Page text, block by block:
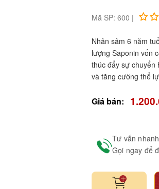
Mã SP: 600 |
Nhân sâm 6 năm
lượng Saponin vốn
thúc đẩy sự chuyển
và tăng cường thể
Giá bán:
Tư vấn
Gọi ngay để